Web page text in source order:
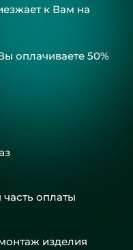
к Вам на
оплачиваете 50%
оплаты
изделия